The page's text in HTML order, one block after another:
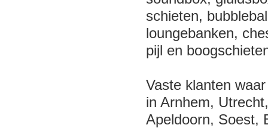
schieten,
loungebanken,
pijl en
Vaste klanten
in Arnhem,
Apeldoorn, Soest,